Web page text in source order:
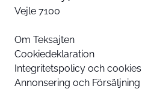
Vejle 7100
Om Teksajten
Cookiedeklaration
Integritetspolicy och cookies
Annonsering och Försäljning